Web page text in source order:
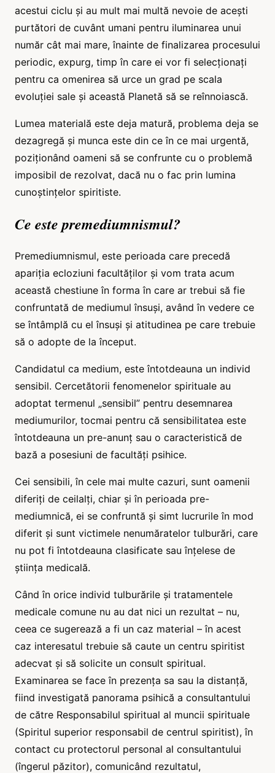
acestui ciclu și au mult mai multă nevoie de acești
purtători de cuvânt umani pentru iluminarea unui
număr cât mai mare, înainte de finalizarea procesului
periodic, expurg, timp în care ei vor fi selecționați
pentru ca omenirea să urce un grad pe scala
evoluției sale și această Planetă să se reînnoiască.
Lumea materială este deja matură, problema deja se
dezagregă și munca este din ce în ce mai urgentă,
poziționând oameni să se confrunte cu o problemă
imposibil de rezolvat, dacă nu o fac prin lumina
cunoștințelor spiritiste.
Ce este premediumnismul?
Premediumnismul, este perioada care precedă
apariția ecloziuni facultăților și vom trata acum
această chestiune în forma în care ar trebui să fie
confruntată de mediumul însuși, având în vedere ce
se întâmplă cu el însuși și atitudinea pe care trebuie
să o adopte de la început.
Candidatul ca medium, este întotdeauna un individ
sensibil. Cercetătorii fenomenelor spirituale au
adoptat termenul „sensibil” pentru desemnarea
mediumurilor, tocmai pentru că sensibilitatea este
întotdeauna un pre-anunț sau o caracteristică de
bază a posesiuni de facultăți psihice.
Cei sensibili, în cele mai multe cazuri, sunt oamenii
diferiți de ceilalți, chiar și în perioada pre-
mediumnică, ei se confruntă și simt lucrurile în mod
diferit și sunt victimele nenumăratelor tulburări, care
nu pot fi întotdeauna clasificate sau înțelese de
știința medicală.
Când în orice individ tulburările și tratamentele
medicale comune nu au dat nici un rezultat – nu,
ceea ce sugerează a fi un caz material – în acest
caz interesatul trebuie să caute un centru spiritist
adecvat și să solicite un consult spiritual.
Examinarea se face în prezența sa sau la distanță,
fiind investigată panorama psihică a consultantului
de către Responsabilul spiritual al muncii spirituale
(Spiritul superior responsabil de centrul spiritist), în
contact cu protectorul personal al consultantului
(îngerul păzitor), comunicând rezultatul,